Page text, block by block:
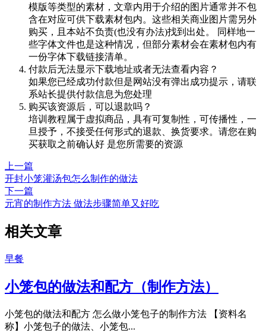
模版等类型的素材，文章内用于介绍的图片通常并不包
含在对应可供下载素材包内。这些相关商业图片需另外
购买，且本站不负责(也没有办法)找到出处。 同样地一
些字体文件也是这种情况，但部分素材会在素材包内有
一份字体下载链接清单。
付款后无法显示下载地址或者无法查看内容？
如果您已经成功付款但是网站没有弹出成功提示，请联
系站长提供付款信息为您处理
购买该资源后，可以退款吗？
培训教程属于虚拟商品，具有可复制性，可传播性，一
旦授予，不接受任何形式的退款、换货要求。请您在购
买获取之前确认好 是您所需要的资源
上一篇
开封小笼灌汤包怎么制作的做法
下一篇
元宵的制作方法 做法步骤简单又好吃
相关文章
早餐
小笼包的做法和配方（制作方法）
小笼包的做法和配方 怎么做小笼包子的制作方法 【资料名
称】小笼包子的做法、小笼包...